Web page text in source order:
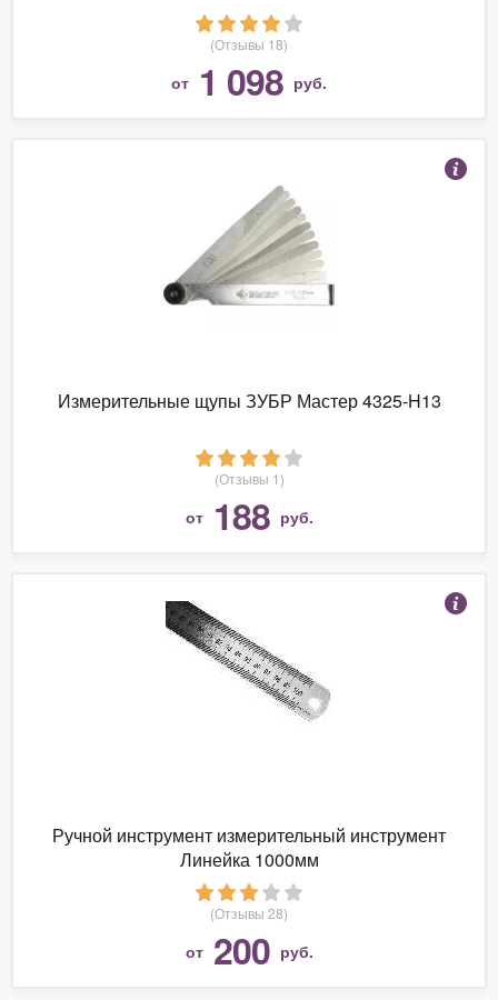
(Отзывы 18)
от 1 098 руб.
Измерительные щупы ЗУБР Мастер 4325-H13
(Отзывы 1)
от 188 руб.
Ручной инструмент измерительный инструмент
Линейка 1000мм
(Отзывы 28)
от 200 руб.